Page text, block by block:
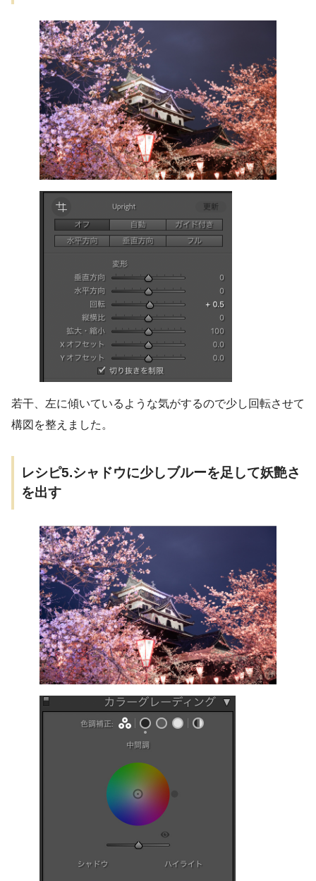
若干、左に傾いているような気がするので少し回転させて
構図を整えました。
レシピ5.シャドウに少しブルーを足して妖艶さ
を出す